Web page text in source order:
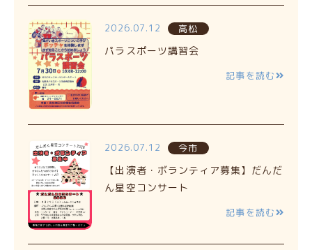
2026.07.12 高松
パラスポーツ講習会
記事を読む
2026.07.12 今市
【出演者・ボランティア募集】だんだ
ん星空コンサート
記事を読む